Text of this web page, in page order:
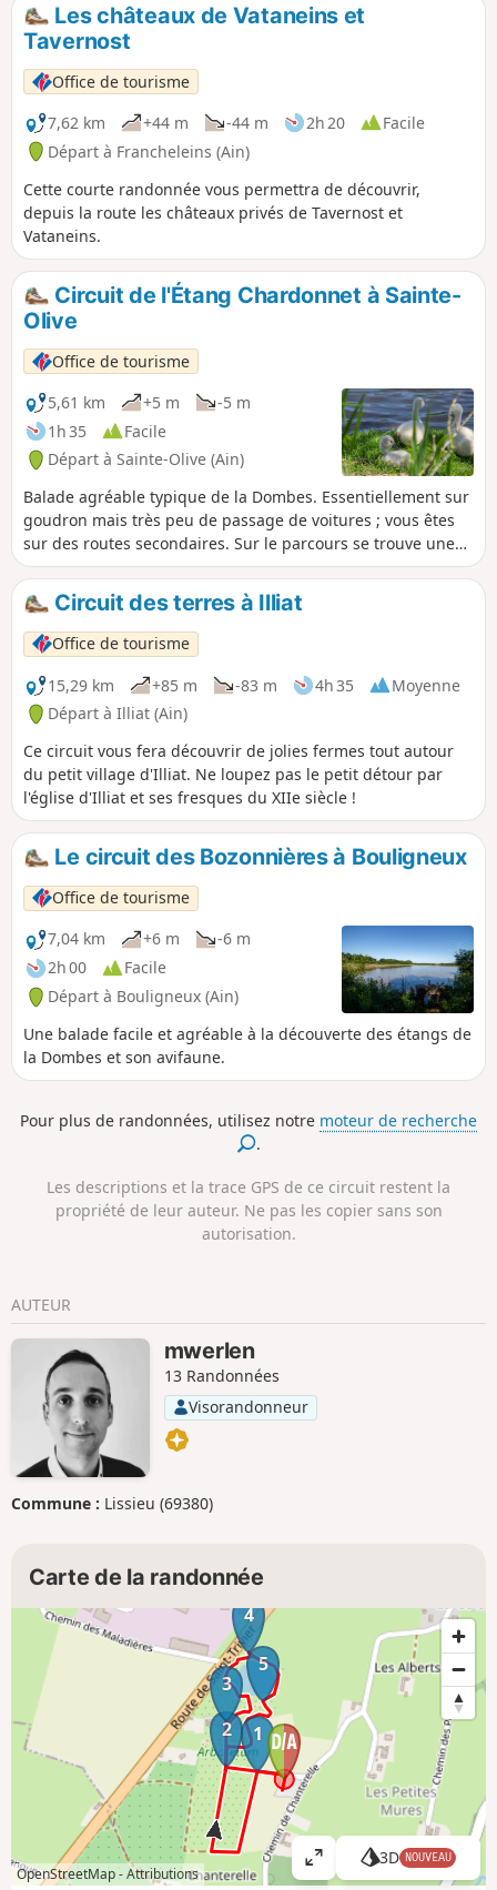
Les châteaux de Vataneins et
Tavernost
Office de tourisme
7,62 km
+44 m -44 m 2h 20
Facile
Départ à Francheleins (Ain)
Cette courte randonnée vous permettra de découvrir,
depuis la route les châteaux privés de Tavernost et
Vataneins.
Circuit de l'Étang Chardonnet à Sainte-
Olive
Office de tourisme
5,61 km
+5 m
-5 m
1h 35
Facile
Départ à Sainte-Olive (Ain)
Balade agréable typique de la Dombes. Essentiellement sur
goudron mais très peu de passage de voitures ; vous êtes
sur des routes secondaires. Sur le parcours se trouve une
forte concentration d'étangs qui sont en évolage (en eau) en
cette année 2020. La vue sur les étangs est dégagée et vous
rencontrerez de nombreux oiseaux variés. Plusieurs
paysages rythment la balade : étangs, champs, bosquets et
même une vue sur le Beaujolais.
Circuit des terres à Illiat
Office de tourisme
15,29 km
+85 m -83 m 4h 35
Moyenne
Départ à Illiat (Ain)
Ce circuit vous fera découvrir de jolies fermes tout autour
du petit village d'Illiat. Ne loupez pas le petit détour par
l'église d'Illiat et ses fresques du XIIe siècle !
Le circuit des Bozonnières à Bouligneux
Office de tourisme
7,04 km
+6 m
-6 m
2h 00
Facile
Départ à Bouligneux (Ain)
Une balade facile et agréable à la découverte des étangs de
la Dombes et son avifaune.
Pour plus de randonnées, utilisez notre moteur de recherche
.
Les descriptions et la trace GPS de ce circuit restent la
propriété de leur auteur. Ne pas les copier sans son
autorisation.
AUTEUR
mwerlen
13 Randonnées
Visorandonneur
Commune : Lissieu (69380)
Carte de la randonnée
1
2
3
4
5
OpenStreetMap -Attributions
A
3D NOUVEAU